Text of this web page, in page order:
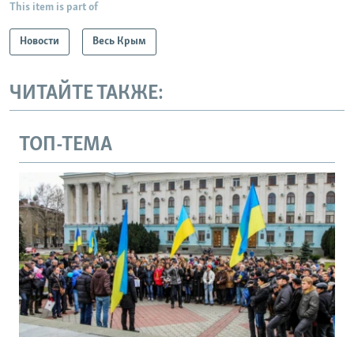
This item is part of
Новости Весь Крым
ЧИТАЙТЕ ТАКЖЕ:
ТОП-ТЕМА